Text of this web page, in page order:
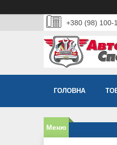
+380 (98) 100-
ГОЛОВНА